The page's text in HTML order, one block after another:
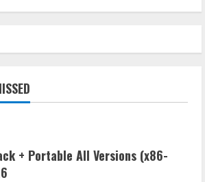
+ Portable All Versions (x86-